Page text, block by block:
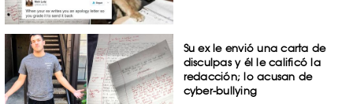
Su ex le envió una carta de
disculpas y él le calificó la
redacción; lo acusan de
cyber-bullying